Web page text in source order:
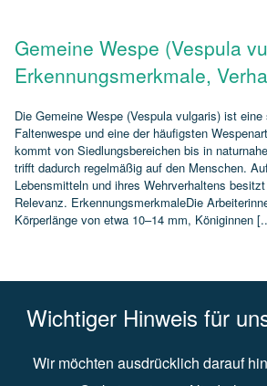
Gemeine Wespe (Vespula
Erkennungsmerkmale,
Die Gemeine Wespe (Vespula vulgaris) ist
Faltenwespe und eine der häufigsten
kommt von Siedlungsbereichen bis in
trifft dadurch regelmäßig auf den Menschen.
Lebensmitteln und ihres Wehrverhaltens
Relevanz. ErkennungsmerkmaleDie
Körperlänge von etwa 10–14 mm, Königinnen
Wichtiger Hinweis für
Wir möchten ausdrücklich darauf